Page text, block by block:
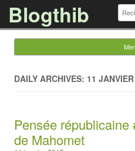
Blogthib
DAILY ARCHIVES: 11
Pensée
de Mahomet